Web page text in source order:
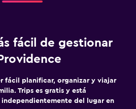
fácil de gestionar
fácil planificar, organizar y viajar
Trips es gratis y está
del lugar en